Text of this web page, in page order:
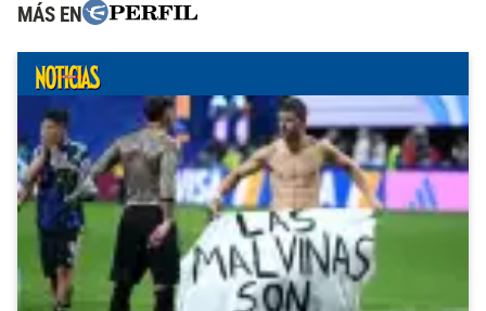
MÁS EN